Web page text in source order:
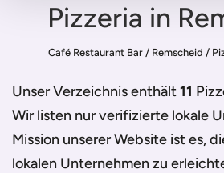
Pizzeria in
Café Restaurant Bar/ Remscheid /
Unser Verzeichnis enthält11
Wir listen nur verifizierte lokale
Mission unserer Website ist es,
lokalen Unternehmen zu